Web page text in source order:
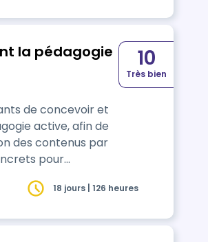
la pédagogie
de concevoir et
active, afin de
des contenus par
pour
des publics,
10
Très bien
18 jours | 126 heures